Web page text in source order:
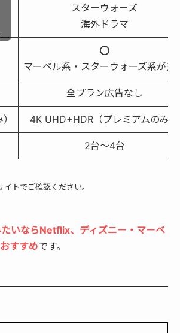
スターウォーズ
海外ドラマ
⭕️
マーベル系・スターウォーズ系が充実
全プラン広告なし
4K UHD+HDR（プレミアムのみ）
2台〜4台
トでご確認ください。
いならNetflix、ディズニー・マーベ
すすめです。